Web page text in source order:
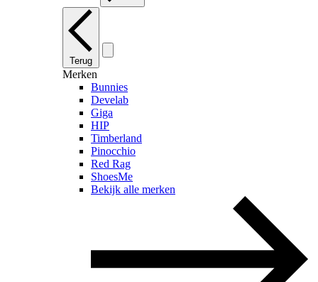
Terug
Merken
Bunnies
Develab
Giga
HIP
Timberland
Pinocchio
Red Rag
ShoesMe
Bekijk alle merken